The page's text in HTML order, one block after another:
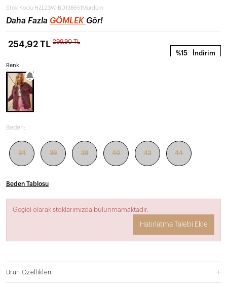
Stok Kodu HZL23W-BD138651Mürdüm
Daha Fazla GÖMLEK Gör!
%15 İndirim
254,92 TL 299,90 TL
Renk
Beden:
34 36 38 40 42 44
Beden Tablosu
Geçici olarak stoklarımızda bulunmamaktadır.
Hatırlatma Talebi Ekle
Ürün Özellikleri